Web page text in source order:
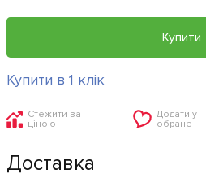
Купити
Купити в 1 клік
Стежити за
ціною
Додати у
обране
Доставка